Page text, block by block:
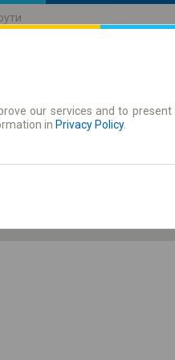
our services and to
in Privacy Policy.